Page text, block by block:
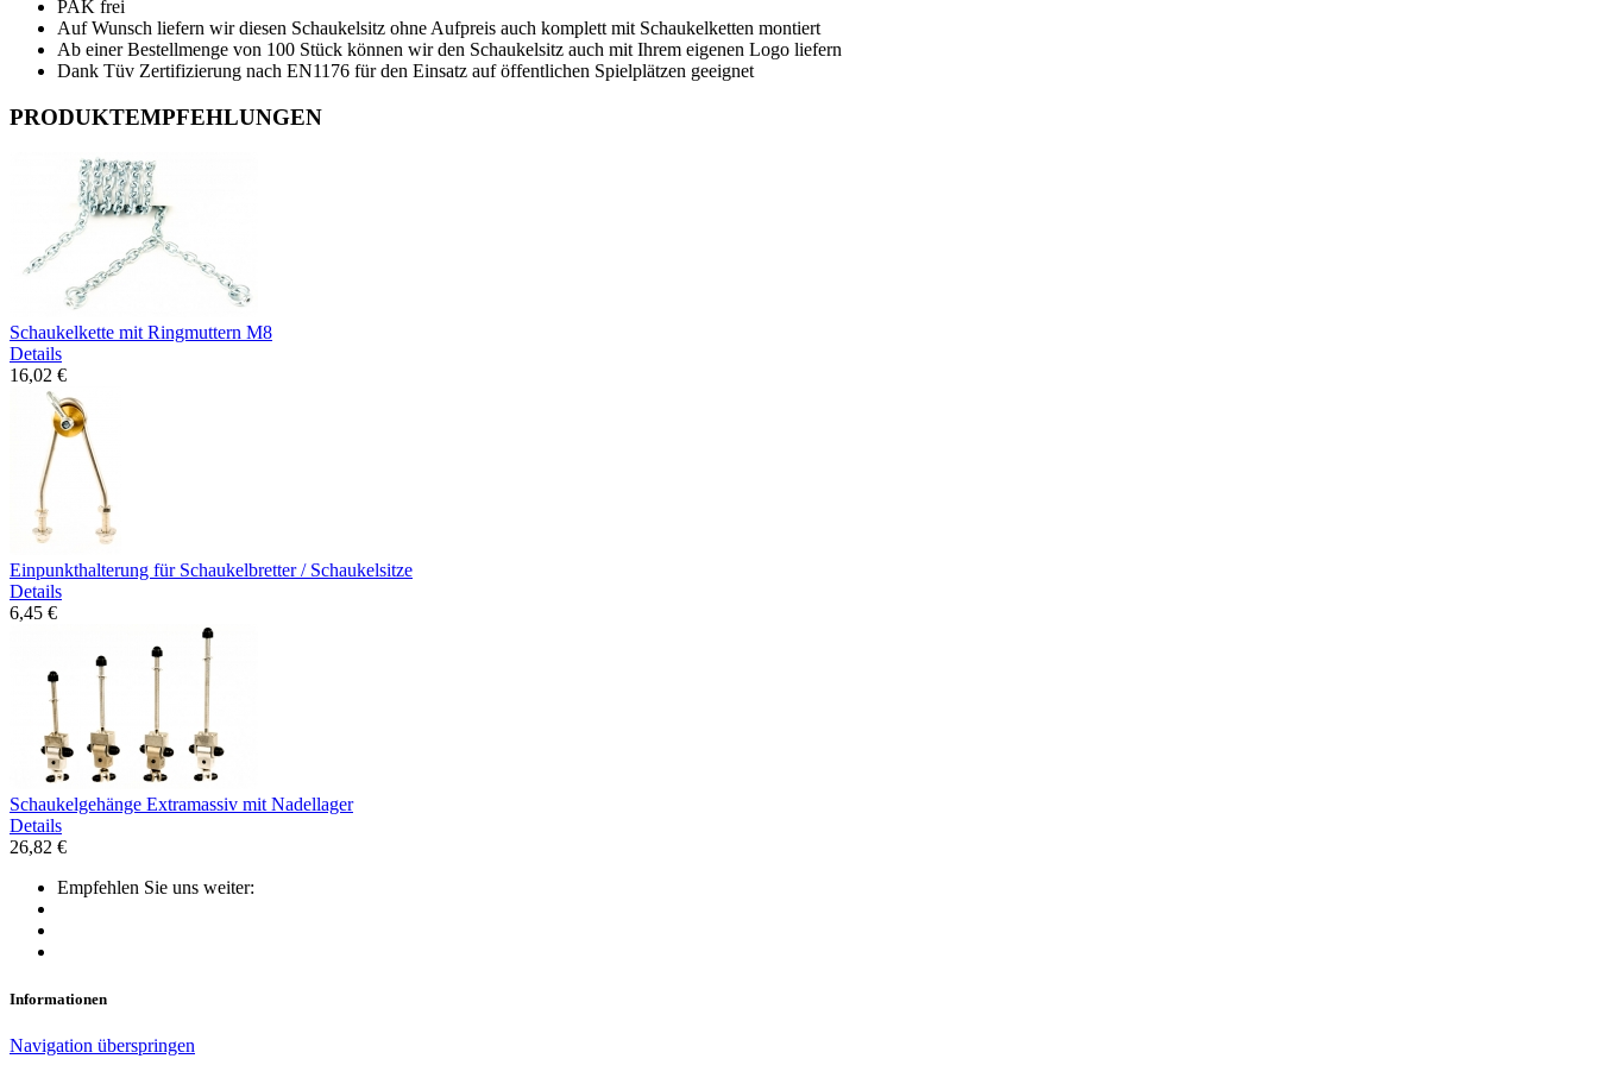
PAK frei
Auf Wunsch liefern wir diesen Schaukelsitz ohne Aufpreis auch komplett mit Schaukelketten montiert
Ab einer Bestellmenge von 100 Stück können wir den Schaukelsitz auch mit Ihrem eigenen Logo liefern
Dank Tüv Zertifizierung nach EN1176 für den Einsatz auf öffentlichen Spielplätzen geeignet
PRODUKTEMPFEHLUNGEN
Schaukelkette mit Ringmuttern M8
Details
16,02 €
Einpunkthalterung für Schaukelbretter / Schaukelsitze
Details
6,45 €
Schaukelgehänge Extramassiv mit Nadellager
Details
26,82 €
Empfehlen Sie uns weiter:
Informationen
Navigation überspringen